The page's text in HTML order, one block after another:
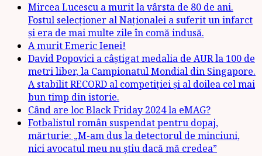
Mircea Lucescu a murit la vârsta de 80 de ani.
Fostul selecționer al Naționalei a suferit un infarct
și era de mai multe zile în comă indusă.
A murit Emeric Ienei!
David Popovici a câștigat medalia de AUR la 100 de
metri liber, la Campionatul Mondial din Singapore.
A stabilit RECORD al competiției și al doilea cel mai
bun timp din istorie.
Când are loc Black Friday 2024 la eMAG?
Fotbalistul român suspendat pentru dopaj,
mărturie: „M-am dus la detectorul de minciuni,
nici avocatul meu nu știu dacă mă credea”